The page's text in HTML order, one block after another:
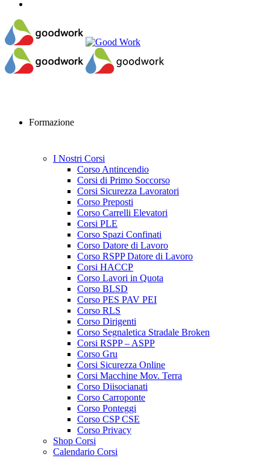
Formazione
I Nostri Corsi
Corso Antincendio
Corsi di Primo Soccorso
Corsi Sicurezza Lavoratori
Corso Preposti
Corso Carrelli Elevatori
Corsi PLE
Corso Spazi Confinati
Corso Datore di Lavoro
Corso RSPP Datore di Lavoro
Corsi HACCP
Corso Lavori in Quota
Corso BLSD
Corso PES PAV PEI
Corso RLS
Corso Dirigenti
Corso Segnaletica Stradale Broken
Corsi RSPP – ASPP
Corso Gru
Corsi Sicurezza Online
Corsi Macchine Mov. Terra
Corso Diisocianati
Corso Carroponte
Corso Ponteggi
Corso CSP CSE
Corso Privacy
Shop Corsi
Calendario Corsi